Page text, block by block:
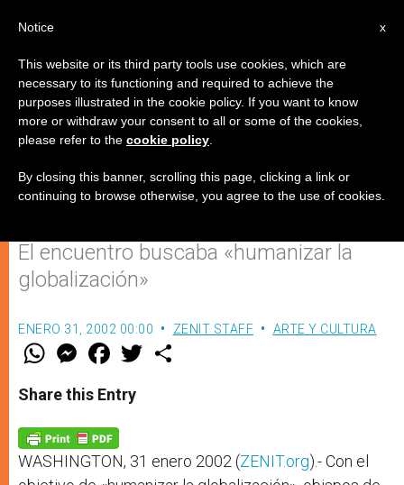
Obispos de América se reúnen
con organizaciones financieras
internacionales
El encuentro buscaba «humanizar la
globalización»
ENERO 31, 2002 00:00 ZENIT STAFF ARTE Y CULTURA
W
t
s
p
p
M
e
s
e
g
e
r
F
a
e
b
o
k
w
Share this Entry
WASHINGTON, 31 enero 2002 (ZENIT.org).- Con el
x
Notice
This website or its third party tools use cookies, which are
necessary to its functioning and required to achieve the
purposes illustrated in the cookie policy. If you want to know
more or withdraw your consent to all or some of the cookies,
please refer to the cookie policy
By closing this banner, scrolling this page, clicking a link or
continuing to browse otherwise, you agree to the use of cookies.